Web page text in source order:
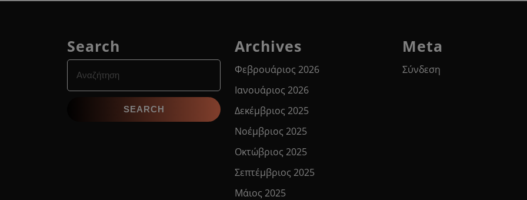
Search
for:
Archives
Φεβρουάριος 2026
Ιανουάριος 2026
Δεκέμβριος 2025
Νοέμβριος 2025
Οκτώβριος 2025
Σεπτέμβριος 2025
Μάιος 2025
Meta
Σύνδεση